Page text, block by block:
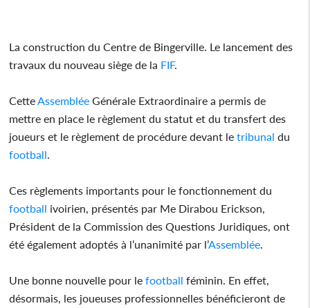
La construction du Centre de Bingerville. Le lancement des
travaux du nouveau siège de la FIF.
Cette Assemblée Générale Extraordinaire a permis de
mettre en place le règlement du statut et du transfert des
joueurs et le règlement de procédure devant letribunal du
football
Ces règlements importants pour le fonctionnement du
football ivoirien, présentés par Me Dirabou Erickson,
Président de la Commission des Questions Juridiques, ont
été également adoptés à l’unanimité par l’Assemblée
Une bonne nouvelle pour lefootball féminin. En effet,
désormais, les joueuses professionnelles bénéficieront de